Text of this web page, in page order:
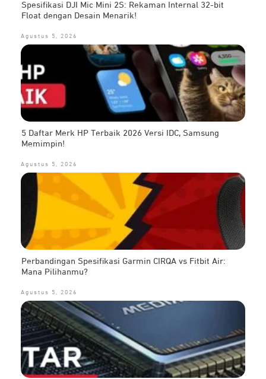
Spesifikasi DJI Mic Mini 2S: Rekaman Internal 32-bit
Float dengan Desain Menarik!
Agustus 5, 2026
5 Daftar Merk HP Terbaik 2026 Versi IDC, Samsung
Memimpin!
Agustus 5, 2026
Perbandingan Spesifikasi Garmin CIRQA vs Fitbit Air:
Mana Pilihanmu?
Agustus 5, 2026